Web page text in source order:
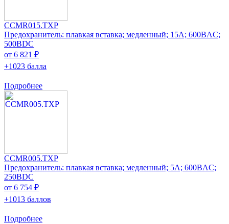
CCMR015.TXP
Предохранитель: плавкая вставка; медленный; 15А; 600ВAC;
500ВDC
от 6 821 ₽
+1023 балла
Подробнее
CCMR005.TXP
Предохранитель: плавкая вставка; медленный; 5А; 600ВAC;
250ВDC
от 6 754 ₽
+1013 баллов
Подробнее